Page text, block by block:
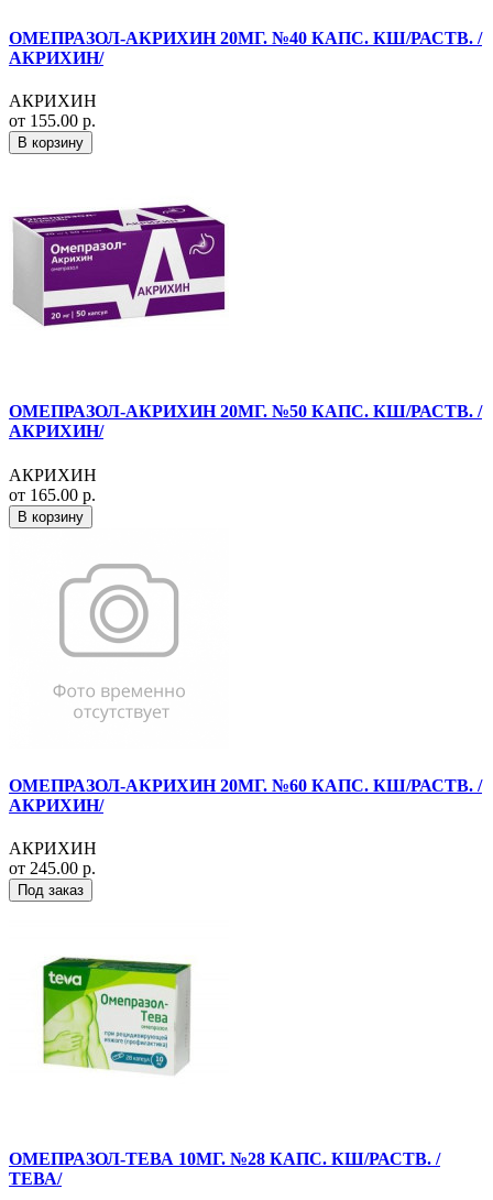
ОМЕПРАЗОЛ-АКРИХИН 20МГ. №40 КАПС. КШ/РАСТВ. /
АКРИХИН/
АКРИХИН
от 155.00 р.
В корзину
ОМЕПРАЗОЛ-АКРИХИН 20МГ. №50 КАПС. КШ/РАСТВ. /
АКРИХИН/
АКРИХИН
от 165.00 р.
В корзину
ОМЕПРАЗОЛ-АКРИХИН 20МГ. №60 КАПС. КШ/РАСТВ. /
АКРИХИН/
АКРИХИН
от 245.00 р.
Под заказ
ОМЕПРАЗОЛ-ТЕВА 10МГ. №28 КАПС. КШ/РАСТВ. /
ТЕВА/